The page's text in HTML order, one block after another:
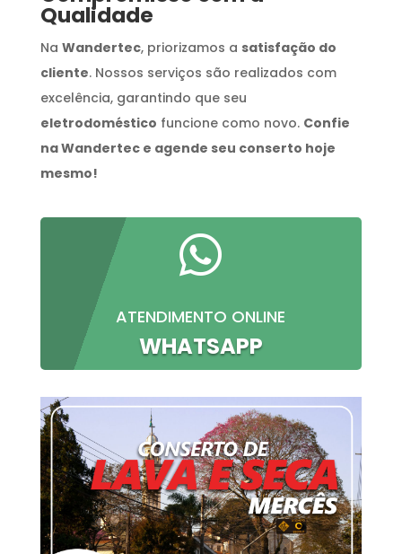
Qualidade
Na Wandertec, priorizamos a satisfação do
cliente. Nossos serviços são realizados com
excelência, garantindo que seu
eletrodoméstico funcione como novo. Confie
na Wandertec e agende seu conserto hoje
mesmo!

ATENDIMENTO ONLINE
WHATSAPP